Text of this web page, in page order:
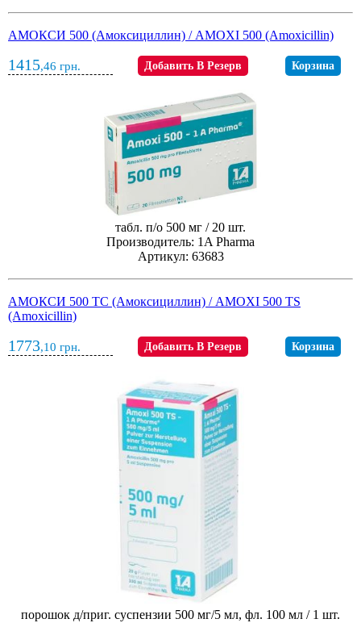
АМОКСИ 500 (Амоксициллин) / AMOXI 500 (Amoxicillin)
1415,46 грн. Добавить В Резерв Корзина
табл. п/о 500 мг / 20 шт.
Производитель: 1A Pharma
Артикул: 63683
АМОКСИ 500 ТС (Амоксициллин) / AMOXI 500 TS
(Amoxicillin)
1773,10 грн. Добавить В Резерв Корзина
порошок д/приг. суспензии 500 мг/5 мл, фл. 100 мл / 1 шт.